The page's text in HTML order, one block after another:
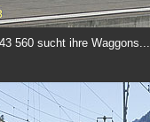
560 sucht ihre Waggons...